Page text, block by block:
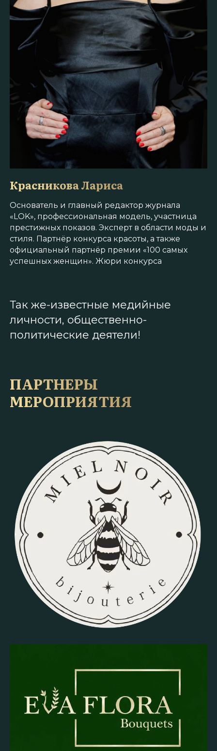
Красникова Лариса
Основатель и главный редактор журнала
«LOK», профессиональная модель, участница
престижных показов. Эксперт в области моды и
стиля. Партнёр конкурса красоты, а также
официальный партнёр премии «100 самых
успешных женщин». Жюри конкурса
Так же-известные медийные
личности, общественно-
политические деятели!
ПАРТНЕРЫ
МЕРОПРИЯТИЯ